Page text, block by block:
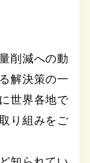
削減への動
解決策の一
世界各地で
り組みをご